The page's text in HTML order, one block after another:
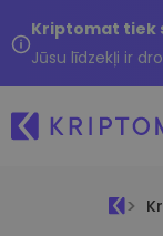
Kriptomat tiek
Jūsu līdzekļi ir